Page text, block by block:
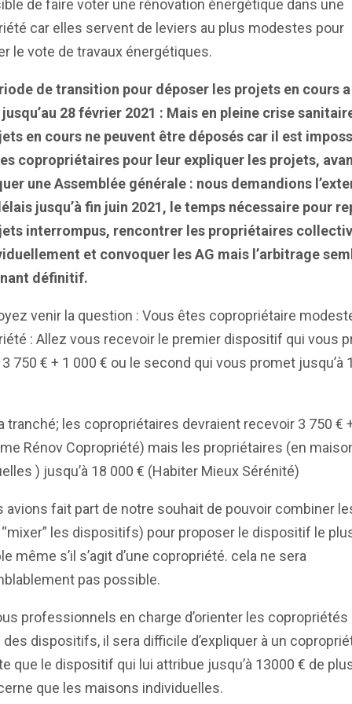
de faire voter une rénovation énergétique dans une
car elles servent de leviers au plus modestes pour
le vote de travaux énergétiques.
de transition pour déposer les projets en cours
28 février 2021 : Mais en pleine crise
en cours ne peuvent être déposés car il est
copropriétaires pour leur expliquer les projets,
une Assemblée générale : nous demandions
jusqu’à fin juin 2021, le temps nécessaire pour
interrompus, rencontrer les propriétaires
et convoquer les AG mais l’arbitrage
définitif.
venir la question : Vous êtes copropriétaire
: Allez vous recevoir le premier dispositif qui vous
3 750 € + 1 000 € ou le second qui vous promet jusqu’à
a tranché; les copropriétaires devraient recevoir 3 750 €
Rénov Copropriété) mais les propriétaires (en
) jusqu’à 18 000 € (Habiter Mieux Sérénité)
avions fait part de notre souhait de pouvoir combiner
les dispositifs) pour proposer le dispositif le
même s’il s’agit d’une copropriété. cela ne sera
pas possible.
professionnels en charge d’orienter les copropriétés
dispositifs, il sera difficile d’expliquer à un
que le dispositif qui lui attribue jusqu’à 13000 € de
que les maisons individuelles.